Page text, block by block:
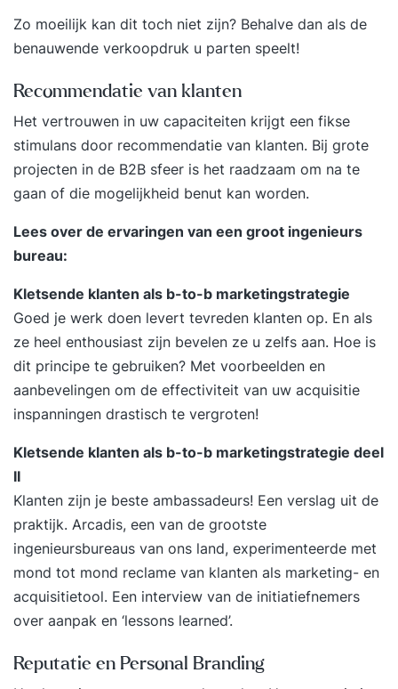
Zo moeilijk kan dit toch niet zijn? Behalve dan als de
benauwende verkoopdruk u parten speelt!
Recommendatie van klanten
Het vertrouwen in uw capaciteiten krijgt een fikse
stimulans door recommendatie van klanten. Bij grote
projecten in de B2B sfeer is het raadzaam om na te
gaan of die mogelijkheid benut kan worden.
Lees over de ervaringen van een groot ingenieurs
bureau:
Kletsende klanten als b-to-b marketingstrategie
Goed je werk doen levert tevreden klanten op. En als
ze heel enthousiast zijn bevelen ze u zelfs aan. Hoe is
dit principe te gebruiken? Met voorbeelden en
aanbevelingen om de effectiviteit van uw acquisitie
inspanningen drastisch te vergroten!
Kletsende klanten als b-to-b marketingstrategie deel
II
Klanten zijn je beste ambassadeurs! Een verslag uit de
praktijk. Arcadis, een van de grootste
ingenieursbureaus van ons land, experimenteerde met
mond tot mond reclame van klanten als marketing- en
acquisitietool. Een interview van de initiatiefnemers
over aanpak en ‘lessons learned’.
Reputatie en Personal Branding